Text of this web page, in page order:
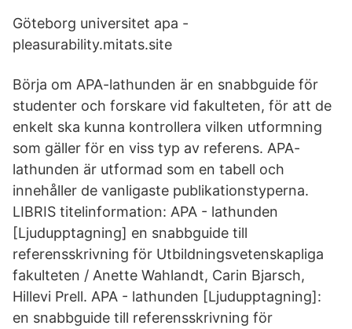
Göteborg universitet apa -
pleasurability.mitats.site
Börja om APA-lathunden är en snabbguide för
studenter och forskare vid fakulteten, för att de
enkelt ska kunna kontrollera vilken utformning
som gäller för en viss typ av referens. APA-
lathunden är utformad som en tabell och
innehåller de vanligaste publikationstyperna.
LIBRIS titelinformation: APA - lathunden
[Ljudupptagning] en snabbguide till
referensskrivning för Utbildningsvetenskapliga
fakulteten / Anette Wahlandt, Carin Bjarsch,
Hillevi Prell. APA - lathunden [Ljudupptagning]:
en snabbguide till referensskrivning för